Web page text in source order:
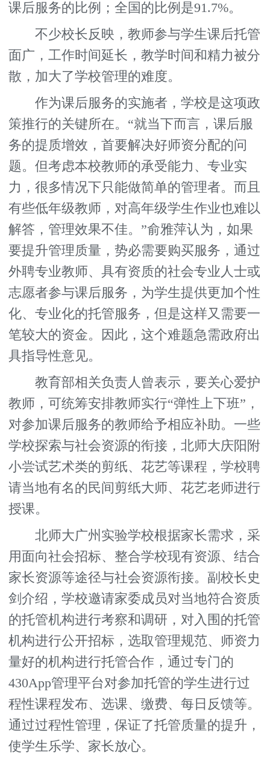
课后服务的比例；全国的比例是91.7%。
不少校长反映，教师参与学生课后托管
面广，工作时间延长，教学时间和精力被分
散，加大了学校管理的难度。
作为课后服务的实施者，学校是这项政
策推行的关键所在。“就当下而言，课后服
务的提质增效，首要解决好师资分配的问
题。但考虑本校教师的承受能力、专业实
力，很多情况下只能做简单的管理者。而且
有些低年级教师，对高年级学生作业也难以
解答，管理效果不佳。”俞雅萍认为，如果
要提升管理质量，势必需要购买服务，通过
外聘专业教师、具有资质的社会专业人士或
志愿者参与课后服务，为学生提供更加个性
化、专业化的托管服务，但是这样又需要一
笔较大的资金。因此，这个难题急需政府出
具指导性意见。
教育部相关负责人曾表示，要关心爱护
教师，可统筹安排教师实行“弹性上下班”，
对参加课后服务的教师给予相应补助。一些
学校探索与社会资源的衔接，北师大庆阳附
小尝试艺术类的剪纸、花艺等课程，学校聘
请当地有名的民间剪纸大师、花艺老师进行
授课。
北师大广州实验学校根据家长需求，采
用面向社会招标、整合学校现有资源、结合
家长资源等途径与社会资源衔接。副校长史
剑介绍，学校邀请家委成员对当地符合资质
的托管机构进行考察和调研，对入围的托管
机构进行公开招标，选取管理规范、师资力
量好的机构进行托管合作，通过专门的
430App管理平台对参加托管的学生进行过
程性课程发布、选课、缴费、每日反馈等。
通过过程性管理，保证了托管质量的提升，
使学生乐学、家长放心。